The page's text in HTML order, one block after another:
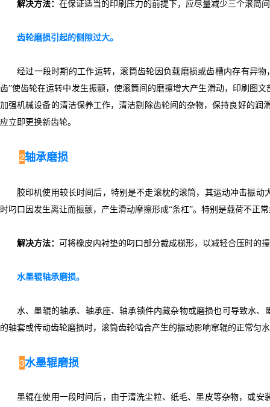
解决方法： 在保证适当的印刷压力的前提下，应尽量减少三个滚简
齿轮磨损引起的侧隙过大。
经过一段时期的工作运转，滚筒齿轮因负载磨损或齿槽内存有异
齿”使齿轮在运转中发生振颤，使滚筒间的磨擦增大产生滑动，印刷图
加强机械设备的清洁保养工作，清洁剔除齿轮间的杂物，保持良好的
应立即更换新齿轮。
2轴承磨损
胶印机使用较长时间后，特别是不走滚枕的滚筒，其运动冲击振
时叼口因发生离让而振颤，产生滑动摩擦形成“条杠”。特别是载荷不正
解决方法： 可将橡皮内衬垫的叼口部分裁成梯形，以减轻合压时的
水墨辊轴承磨损。
水、墨辊的轴承、轴承座、轴承锁件内藏杂物或磨损也可导致水
的轴套或传动齿轮磨损时，滚筒齿轮啮合产生的振动影响窜辊的正常匀
3水墨辊磨损
墨辊在使用一段时间后，由于清洗尘粒、纸毛、墨皮等杂物，或